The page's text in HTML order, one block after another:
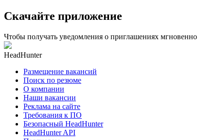
Скачайте приложение
Чтобы получать уведомления о приглашениях мгновенно
HeadHunter
Размещение вакансий
Поиск по резюме
О компании
Наши вакансии
Реклама на сайте
Требования к ПО
Безопасный HeadHunter
HeadHunter API